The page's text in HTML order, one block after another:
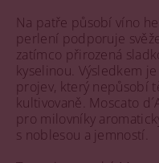
Na patře působí víno
perlení podporuje
zatímco přirozená
kyselinou. Výsledkem
projev, který nepůsobí
kultivovaně. Moscato
pro milovníky
s noblesou a jemností.